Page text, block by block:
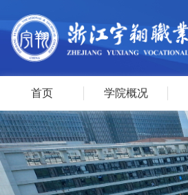
首页 学院概况